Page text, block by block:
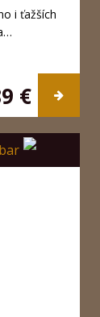
i ťažších
€